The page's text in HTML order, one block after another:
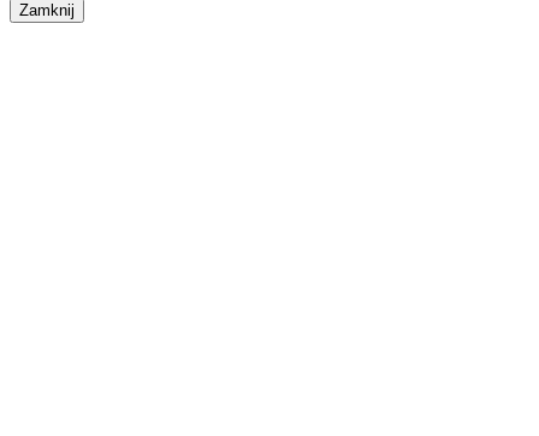
Zamknij